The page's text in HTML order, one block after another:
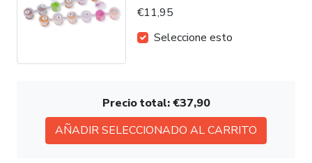
€11,95
Seleccione esto
Precio total:€37,90
AÑADIR SELECCIONADO AL CARRITO